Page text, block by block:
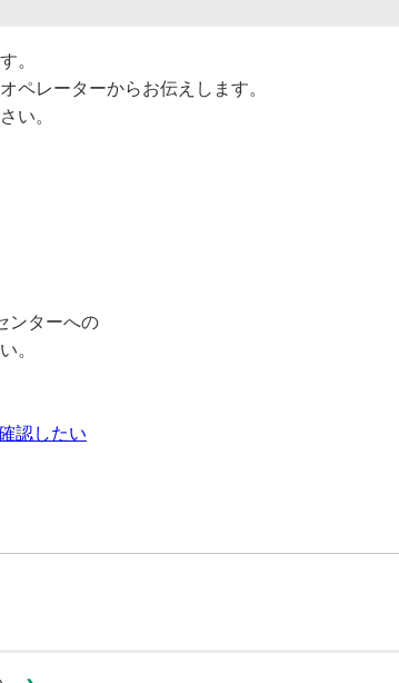
。
ペレーターからお伝えします。
い。
ンターへの
。
認したい